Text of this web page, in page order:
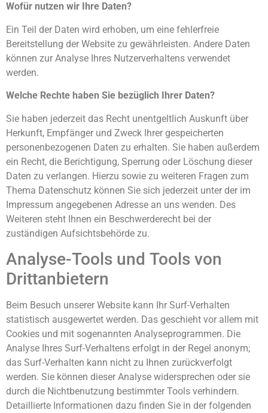
Wofür nutzen wir Ihre Daten?
Ein Teil der Daten wird erhoben, um eine fehlerfreie
Bereitstellung der Website zu gewährleisten. Andere Daten
können zur Analyse Ihres Nutzerverhaltens verwendet
werden.
Welche Rechte haben Sie bezüglich Ihrer Daten?
Sie haben jederzeit das Recht unentgeltlich Auskunft über
Herkunft, Empfänger und Zweck Ihrer gespeicherten
personenbezogenen Daten zu erhalten. Sie haben außerdem
ein Recht, die Berichtigung, Sperrung oder Löschung dieser
Daten zu verlangen. Hierzu sowie zu weiteren Fragen zum
Thema Datenschutz können Sie sich jederzeit unter der im
Impressum angegebenen Adresse an uns wenden. Des
Weiteren steht Ihnen ein Beschwerderecht bei der
zuständigen Aufsichtsbehörde zu.
Analyse-Tools und Tools von
Drittanbietern
Beim Besuch unserer Website kann Ihr Surf-Verhalten
statistisch ausgewertet werden. Das geschieht vor allem mit
Cookies und mit sogenannten Analyseprogrammen. Die
Analyse Ihres Surf-Verhaltens erfolgt in der Regel anonym;
das Surf-Verhalten kann nicht zu Ihnen zurückverfolgt
werden. Sie können dieser Analyse widersprechen oder sie
durch die Nichtbenutzung bestimmter Tools verhindern.
Detaillierte Informationen dazu finden Sie in der folgenden